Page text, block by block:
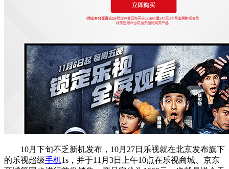
10月下旬不乏新机发布，10月27日乐视就在北京发布旗下
的乐视超级手机1s，并于11月3日上午10点在乐视商城、京东